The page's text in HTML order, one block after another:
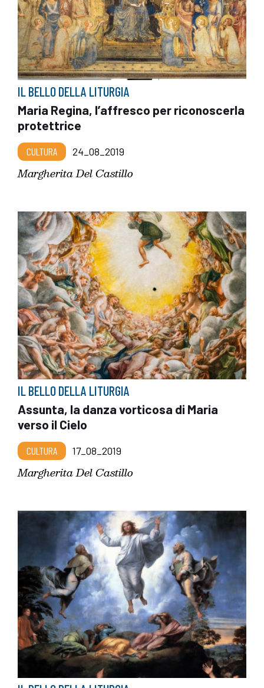
IL BELLO DELLA LITURGIA
Maria Regina, l’affresco per riconoscerla
protettrice
CULTURA 24_08_2019
Margherita Del Castillo
IL BELLO DELLA LITURGIA
Assunta, la danza vorticosa di Maria
verso il Cielo
CULTURA 17_08_2019
Margherita Del Castillo